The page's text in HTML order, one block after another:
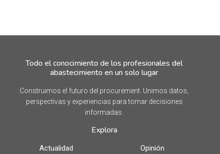
Todo el conocimiento de los profesionales del
abastecimiento en un solo lugar
Construimos el futuro del procurement. Unimos datos,
perspectivas y experiencias para tomar decisiones
informadas.
Explora
Actualidad Opinión